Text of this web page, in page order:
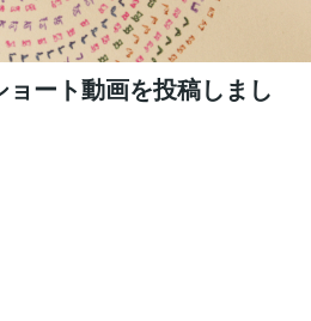
ョート動画を投稿しまし